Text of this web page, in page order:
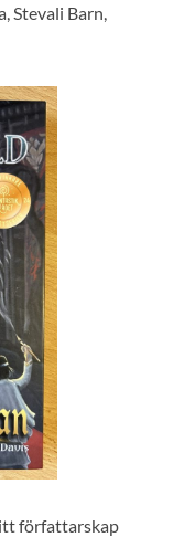
Stevali Barn,
författarskap